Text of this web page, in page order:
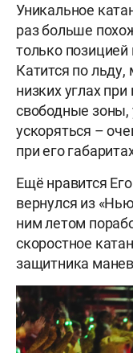
Уникальное
раз больше
только позицией
Катится по льду,
низких углах
свободные зоны,
ускоряться –
при его
Ещё нравится
вернулся из
ним летом
скоростное
защитника